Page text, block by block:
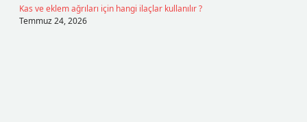
Kas ve eklem ağrıları için hangi ilaçlar kullanılır ?
Temmuz 24, 2026